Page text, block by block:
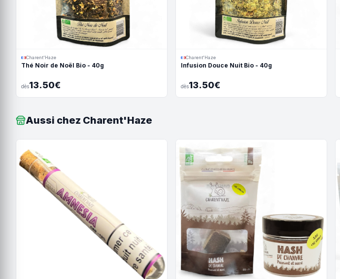
Charent'Haze
Thé Noir de Noël Bio - 40g
dès13.50€
Charent'Haze
Infusion Douce Nuit Bio - 40g
dès13.50€
Aussi chez Charent'Haze